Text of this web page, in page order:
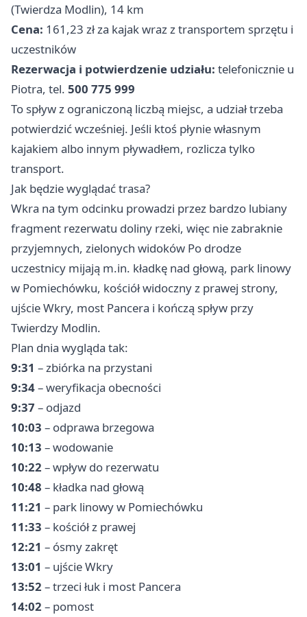
(Twierdza Modlin), 14 km
Cena: 161,23 zł za kajak wraz z transportem sprzętu i
uczestników
Rezerwacja i potwierdzenie udziału: telefonicznie u
Piotra, tel. 500 775 999
To spływ z ograniczoną liczbą miejsc, a udział trzeba
potwierdzić wcześniej. Jeśli ktoś płynie własnym
kajakiem albo innym pływadłem, rozlicza tylko
transport.
Jak będzie wyglądać trasa?
Wkra na tym odcinku prowadzi przez bardzo lubiany
fragment rezerwatu doliny rzeki, więc nie zabraknie
przyjemnych, zielonych widoków Po drodze
uczestnicy mijają m.in. kładkę nad głową, park linowy
w Pomiechówku, kościół widoczny z prawej strony,
ujście Wkry, most Pancera i kończą spływ przy
Twierdzy Modlin.
Plan dnia wygląda tak:
9:31 – zbiórka na przystani
9:34– weryfikacja obecności
9:37 – odjazd
10:03 – odprawa brzegowa
10:13 – wodowanie
10:22 – wpływ do rezerwatu
10:48 – kładka nad głową
11:21 – park linowy w Pomiechówku
11:33 – kościół z prawej
12:21 – ósmy zakręt
13:01 – ujście Wkry
13:52 – trzeci łuk i most Pancera
14:02 – pomost